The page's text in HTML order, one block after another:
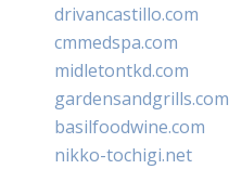
drivancastillo.com
cmmedspa.com
midletontkd.com
gardensandgrills.com
basilfoodwine.com
nikko-tochigi.net